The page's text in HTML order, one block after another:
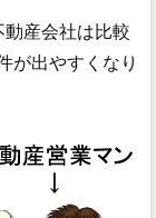
産会社は比較
が出やすくなり